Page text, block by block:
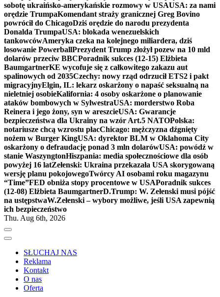
sobotę ukraińsko-amerykańskie rozmowy w USAUSA: za nami
orędzie TrumpaKomendant straży granicznej Greg Bovino
powrócił do ChicagoDziś orędzie do narodu prezydenta
Donalda TrumpaUSA: blokada wenezuelskich
tankowcówAmeryka czeka na kolejnego miliardera, dziś
losowanie PowerballPrezydent Trump złożył pozew na 10 mld
dolarów przeciw BBCPoradnik sukces (12-15) Elżbieta
BaumgartnerKE wycofuje się z całkowitego zakazu aut
spalinowych od 2035Czechy: nowy rząd odrzucił ETS2 i pakt
migracyjnyElgin, IL: lekarz oskarżony o napaść seksualną na
nieletniej osobieKalifornia: 4 osoby oskarżone o planowanie
ataków bombowych w SylwestraUSA: morderstwo Roba
Reinera i jego żony, syn w areszcieUSA: Gwarancje
bezpieczeństwa dla Ukrainy na wzór Art.5 NATOPolska:
notariusze chcą wzrostu płacChicago: mężczyzna dźgnięty
nożem w Burger KingUSA: dyrektor BLM w Oklahoma City
oskarżony o defraudację ponad 3 mln dolarówUSA: powódź w
stanie WaszyngtonHiszpania: media społecznościowe dla osób
powyżej 16 latZełenski: Ukraina przekazała USA skorygowaną
wersję planu pokojowegoTwórcy AI osobami roku magazynu
“Time”FED obniża stopy procentowe w USAPoradnik sukces
(12-08) Elżbieta BaumgartnerD.Trump: W. Zełenski musi pójść
na ustępstwaW.Zełenski – wybory możliwe, jeśli USA zapewnią
ich bezpieczeństwo
Thu. Aug 6th, 2026
SŁUCHAJ NAS
Reklama
Kontakt
O nas
Oferta